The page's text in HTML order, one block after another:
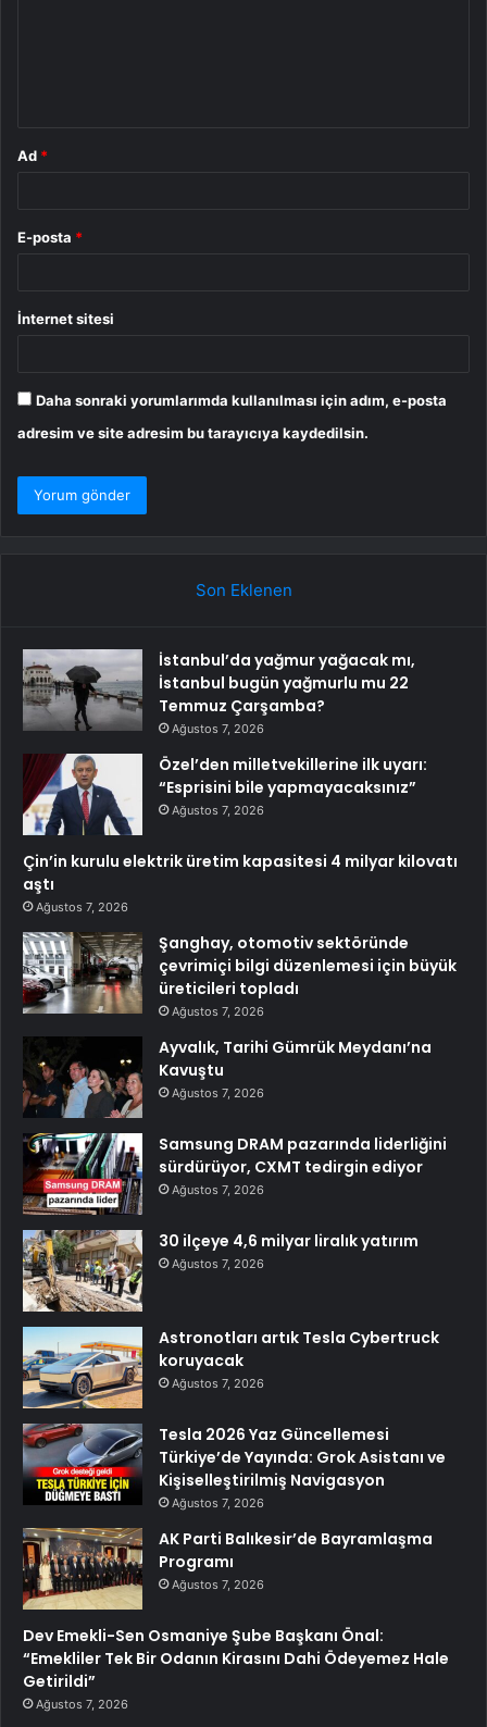
Ad *
E-posta *
İnternet sitesi
Daha sonraki yorumlarımda kullanılması için adım, e-posta
adresim ve site adresim bu tarayıcıya kaydedilsin.
Son Eklenen
İstanbul’da yağmur yağacak mı,
İstanbul bugün yağmurlu mu 22
Temmuz Çarşamba?
Ağustos 7, 2026
Özel’den milletvekillerine ilk uyarı:
“Esprisini bile yapmayacaksınız”
Ağustos 7, 2026
Çin’in kurulu elektrik üretim kapasitesi 4 milyar kilovatı
aştı
Ağustos 7, 2026
Şanghay, otomotiv sektöründe
çevrimiçi bilgi düzenlemesi için büyük
üreticileri topladı
Ağustos 7, 2026
Ayvalık, Tarihi Gümrük Meydanı’na
Kavuştu
Ağustos 7, 2026
Samsung DRAM pazarında liderliğini
sürdürüyor, CXMT tedirgin ediyor
Ağustos 7, 2026
30 ilçeye 4,6 milyar liralık yatırım
Ağustos 7, 2026
Astronotları artık Tesla Cybertruck
koruyacak
Ağustos 7, 2026
Tesla 2026 Yaz Güncellemesi
Türkiye’de Yayında: Grok Asistanı ve
Kişiselleştirilmiş Navigasyon
Ağustos 7, 2026
AK Parti Balıkesir’de Bayramlaşma
Programı
Ağustos 7, 2026
Dev Emekli-Sen Osmaniye Şube Başkanı Önal:
“Emekliler Tek Bir Odanın Kirasını Dahi Ödeyemez Hale
Getirildi”
Ağustos 7, 2026